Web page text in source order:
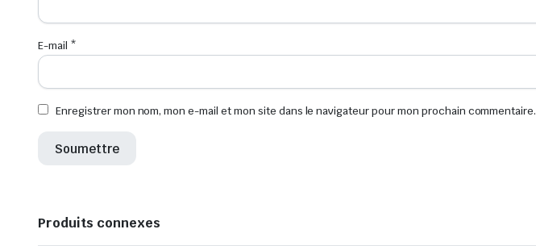
E-mail *
Enregistrer mon nom, mon e-mail et mon site dans le navigateur pour mon prochain commentaire.
Produits connexes